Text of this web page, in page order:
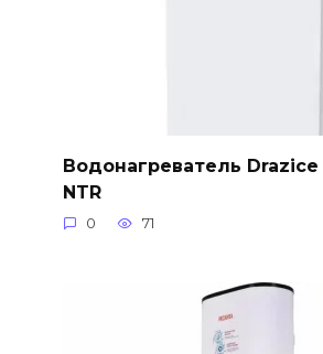
Водонагреватель Drazice
NTR
0 71